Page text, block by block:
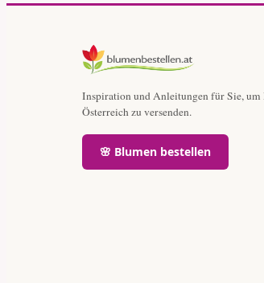
Inspiration und Anleitungen für Sie, um
Österreich zu versenden.
🌸 Blumen bestellen